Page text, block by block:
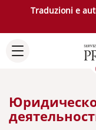
Traduzioni e